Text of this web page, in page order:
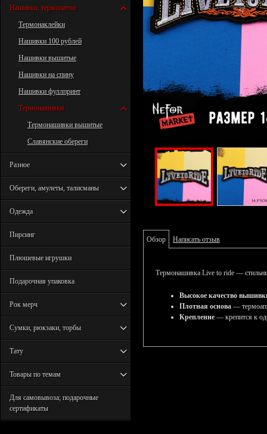
Нашивки, термопатчи
Термонаклейки
Нашивки 100 рублей
Нашивки вышитые
Нашивки на спину
Нашивки фуллпринт
Термонашивки
Термонашивки вышитые
Славянские обереги
Разное
Обереги, амулеты, талисманы
Одежда
Пирсинг
Плюшевые игрушки
Подарочная упаковка
Рок мерч
Сумки, рюкзаки, торбы
Тату
Товары по темам
Для самовывоза; подарочные
сертификаты
Обзор Написать отзыв
Термонашивка Live to ride —
Высокое качество
Плотная основа —
Крепление — крепится к